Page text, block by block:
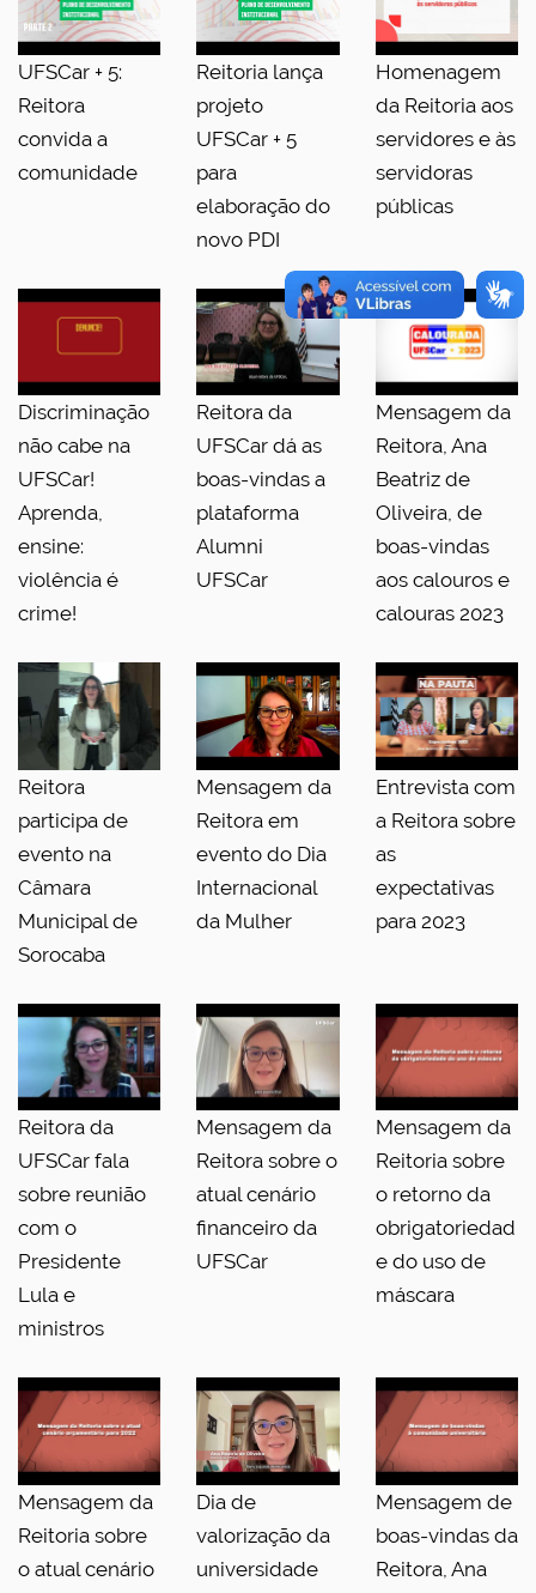
UFSCar + 5:
Reitora
convida a
comunidade
Reitoria lança
projeto
UFSCar + 5
para
elaboração do
novo PDI
Homenagem
da Reitoria aos
servidores e às
servidoras
públicas
Discriminação
não cabe na
UFSCar!
Aprenda,
ensine:
violência é
crime!
Reitora da
UFSCar dá as
boas-vindas a
plataforma
Alumni
UFSCar
Mensagem da
Reitora, Ana
Beatriz de
Oliveira, de
boas-vindas
aos calouros e
calouras 2023
Reitora
participa de
evento na
Câmara
Municipal de
Sorocaba
Mensagem da
Reitora em
evento do Dia
Internacional
da Mulher
Entrevista com
a Reitora sobre
as
expectativas
para 2023
Reitora da
UFSCar fala
sobre reunião
com o
Presidente
Lula e
ministros
Mensagem da
Reitora sobre o
atual cenário
financeiro da
UFSCar
Mensagem da
Reitoria sobre
o retorno da
obrigatoriedad
e do uso de
máscara
Mensagem da
Reitoria sobre
o atual cenário
Dia de
valorização da
universidade
Mensagem de
boas-vindas da
Reitora, Ana